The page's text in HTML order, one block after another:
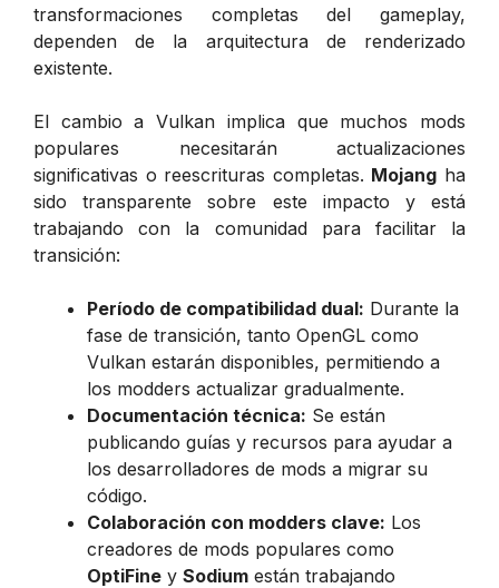
transformaciones completas del gameplay,
dependen de la arquitectura de renderizado
existente.
El cambio a Vulkan implica que muchos mods
populares necesitarán actualizaciones
significativas o reescrituras completas. Mojang ha
sido transparente sobre este impacto y está
trabajando con la comunidad para facilitar la
transición:
Período de compatibilidad dual: Durante la
fase de transición, tanto OpenGL como
Vulkan estarán disponibles, permitiendo a
los modders actualizar gradualmente.
Documentación técnica: Se están
publicando guías y recursos para ayudar a
los desarrolladores de mods a migrar su
código.
Colaboración con modders clave: Los
creadores de mods populares como
OptiFine y Sodium están trabajando